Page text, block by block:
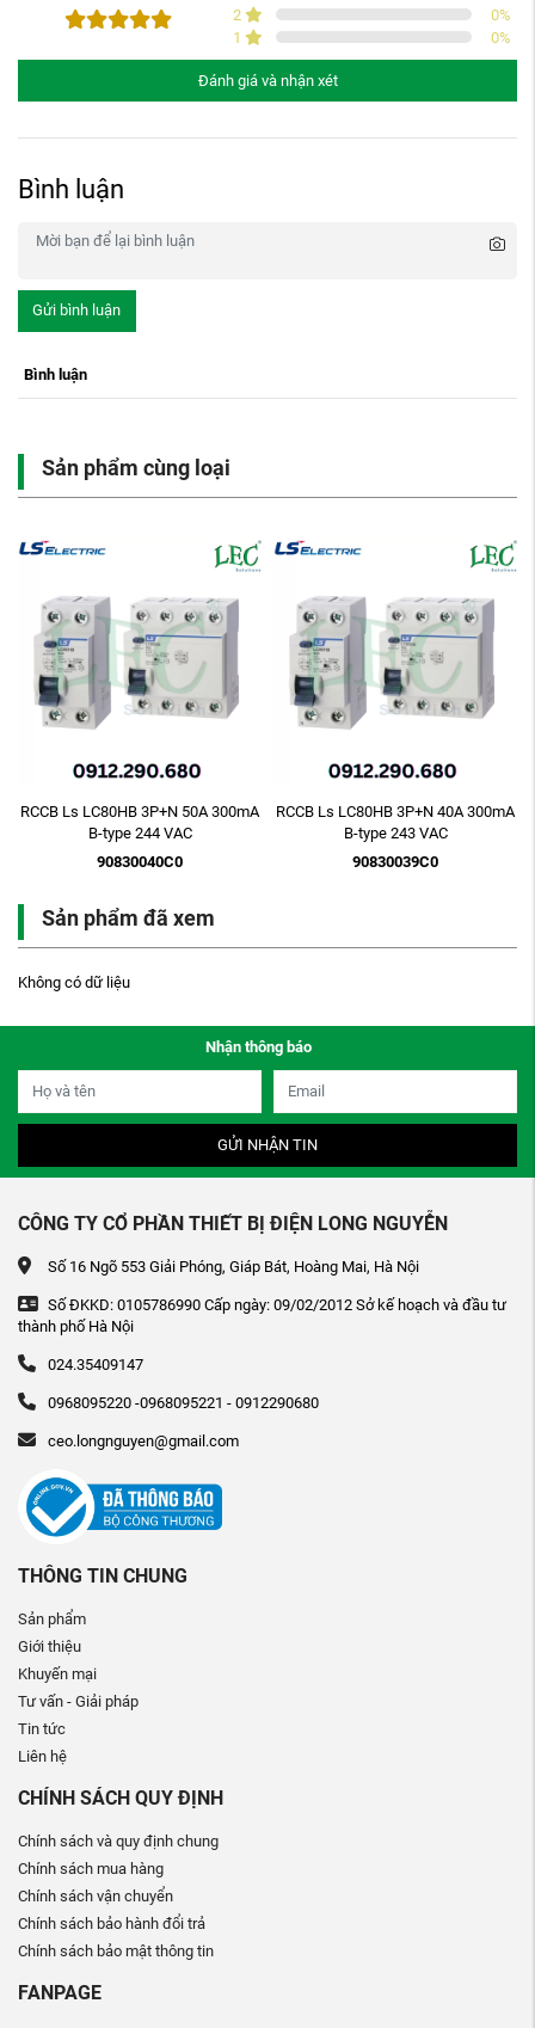
2
0%
1
0%
Đánh giá và nhận xét
Bình luận
Gửi bình luận
Bình luận
Sản phẩm cùng loại
RCCB Ls LC80HB 3P+N 50A 300mA
B-type 244 VAC
90830040C0
RCCB Ls LC80HB 3P+N 40A 300mA
B-type 243 VAC
90830039C0
Sản phẩm đã xem
Không có dữ liệu
Nhận thông báo
GỬI NHẬN TIN
CÔNG TY CỔ PHẦN THIẾT BỊ ĐIỆN LONG NGUYỄN
Số 16 Ngõ 553 Giải Phóng, Giáp Bát, Hoàng Mai, Hà Nội
Số ĐKKD: 0105786990 Cấp ngày: 09/02/2012 Sở kế hoạch và đầu tư
thành phố Hà Nội
024.35409147
0968095220 -0968095221 - 0912290680
ceo.longnguyen@gmail.com
THÔNG TIN CHUNG
Sản phẩm
Giới thiệu
Khuyến mại
Tư vấn - Giải pháp
Tin tức
Liên hệ
CHÍNH SÁCH QUY ĐỊNH
Chính sách và quy định chung
Chính sách mua hàng
Chính sách vận chuyển
Chính sách bảo hành đổi trả
Chính sách bảo mật thông tin
FANPAGE